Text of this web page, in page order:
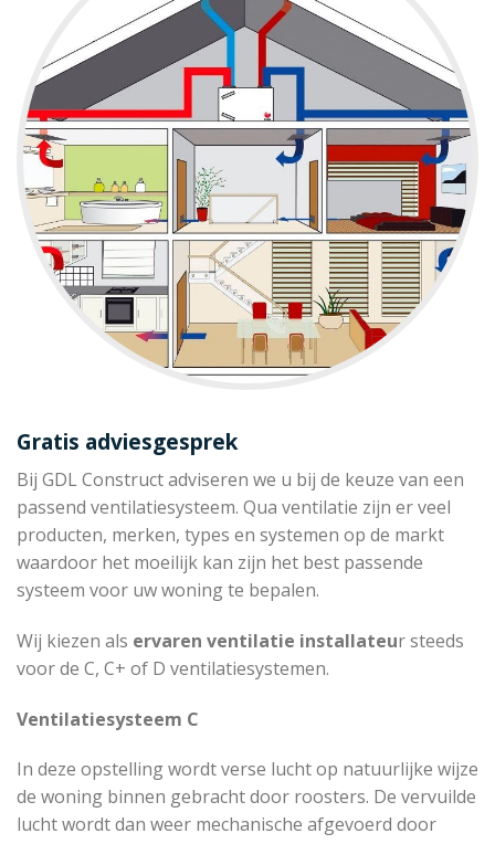
Gratis adviesgesprek
Bij GDL Construct adviseren we u bij de keuze van een
passend ventilatiesysteem. Qua ventilatie zijn er veel
producten, merken, types en systemen op de markt
waardoor het moeilijk kan zijn het best passende
systeem voor uw woning te bepalen.
Wij kiezen als ervaren ventilatie installateur steeds
voor de C, C+ of D ventilatiesystemen.
Ventilatiesysteem C
In deze opstelling wordt verse lucht op natuurlijke wijze
de woning binnen gebracht door roosters. De vervuilde
lucht wordt dan weer mechanische afgevoerd door